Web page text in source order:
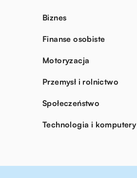
Biznes
Finanse osobiste
Motoryzacja
Przemysł i rolnictwo
Społeczeństwo
Technologia i komputery